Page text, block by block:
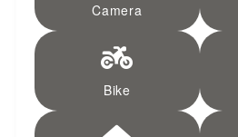
Camera
Bike